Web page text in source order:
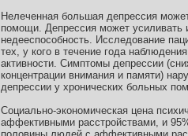
Нелеченная большая депрессия
помощи. Депрессия может усиливать
недееспособность. Исследование
тех, у кого в течение года
активности. Симптомы депрессии
концентрации внимания и памяти)
депрессии у хронических больных
Социально-экономическая цена
аффективными расстройствами, и